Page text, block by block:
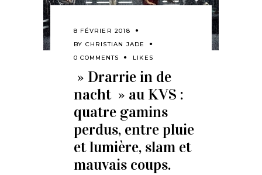
8 FÉVRIER 2018
BY CHRISTIAN JADE
0 COMMENTS
LIKES
» Drarrie in de
nacht » au KVS :
quatre gamins
perdus, entre pluie
et lumière, slam et
mauvais coups.